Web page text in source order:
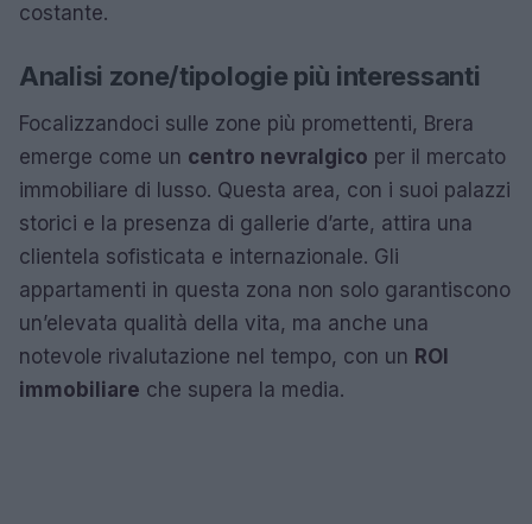
costante.
Analisi zone/tipologie più interessanti
Focalizzandoci sulle zone più promettenti, Brera
emerge come un centro nevralgico per il mercato
immobiliare di lusso. Questa area, con i suoi palazzi
storici e la presenza di gallerie d’arte, attira una
clientela sofisticata e internazionale. Gli
appartamenti in questa zona non solo garantiscono
un’elevata qualità della vita, ma anche una
notevole rivalutazione nel tempo, con un ROI
immobiliare che supera la media.